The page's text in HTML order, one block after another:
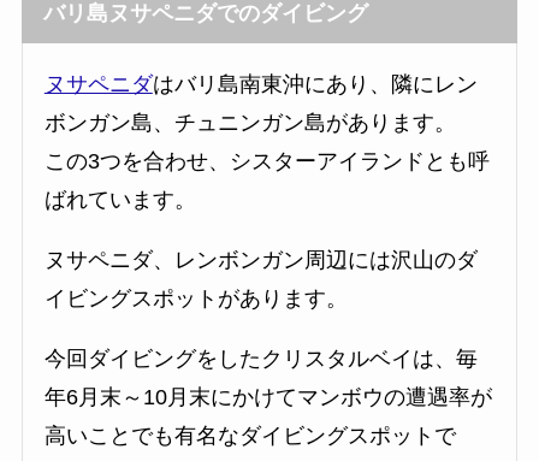
バリ島ヌサペニダでのダイビング
ヌサペニダはバリ島南東沖にあり、隣にレン
ボンガン島、チュニンガン島があります。
この3つを合わせ、シスターアイランドとも呼
ばれています。
ヌサペニダ、レンボンガン周辺には沢山のダ
イビングスポットがあります。
今回ダイビングをしたクリスタルベイは、毎
年6月末～10月末にかけてマンボウの遭遇率が
高いことでも有名なダイビングスポットで